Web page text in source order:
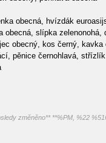
obecná, hvízdák
obecná, slípka zelenonohá,
obecný, kos černý, kavka
pěnice černohlavá,
změněno** **%PM, %22